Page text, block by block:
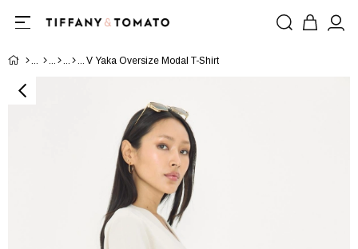
V Yaka Oversize Modal T-Shirt